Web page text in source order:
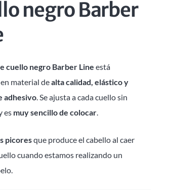
negro Barber
cuello negro Barber Line está
material dealta calidad, elástico y
adhesivo. Se ajusta a cada cuello sin
es muy sencillo de colocar.
picoresque produce el cabello al caer
cuando estamos realizando un